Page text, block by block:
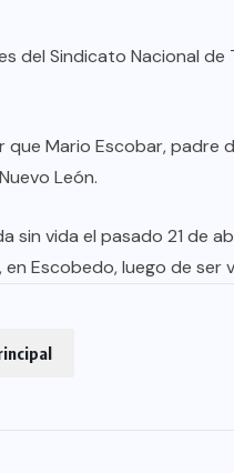
del Sindicato Nacional
que Mario Escobar, padre
León.
sin vida el pasado 21 de
en Escobedo, luego de